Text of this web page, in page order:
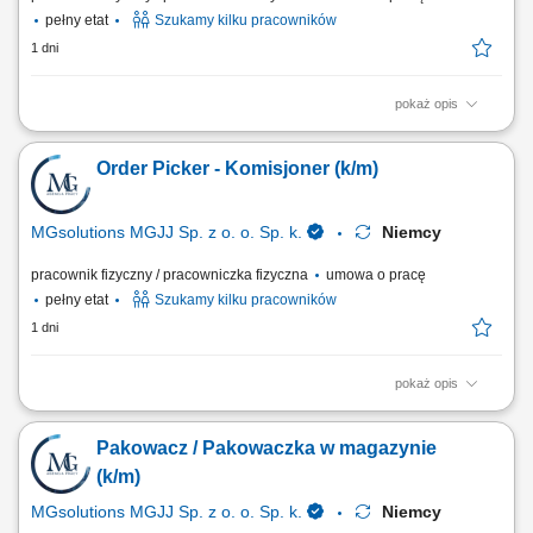
pełny etat
Szukamy kilku pracowników
1 dni
pokaż opis
Opis stanowiska Prace przy linii produkcyjnej - produkcja z czekolady
Pakowanie i układanie towaru; Kontrola jakości; Inne proste prace
pomocnicze na hali produkcyjnej; Znajomość języka oraz
doświadczenie nie są wymagane Mile widziane również pary (wspólne
zakwaterowanie oraz ten sam grafik pracy)
Order Picker - Komisjoner (k/m)
MGsolutions MGJJ Sp. z o. o. Sp. k. Niemcy
pracownik fizyczny / pracowniczka fizyczna
umowa o pracę
pełny etat
Szukamy kilku pracowników
1 dni
pokaż opis
Opis stanowiska Konfekcjonawanie towaru w magazynie Układanie
towaru; Inne prace pomocnicze;
Pakowacz / Pakowaczka w magazynie
(k/m)
MGsolutions MGJJ Sp. z o. o. Sp. k. Niemcy